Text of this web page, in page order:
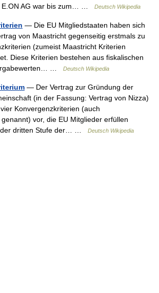
E.ON AG war bis zum… …
Deutsch Wikipedia
— Die EU Mitgliedstaaten haben sich
von Maastricht gegenseitig erstmals zu
(zumeist Maastricht Kriterien
Diese Kriterien bestehen aus fiskalischen
…
Deutsch Wikipedia
— Der Vertrag zur Gründung der
(in der Fassung: Vertrag von Nizza)
Konvergenzkriterien (auch
vor, die EU Mitglieder erfüllen
der dritten Stufe der… …
Deutsch Wikipedia